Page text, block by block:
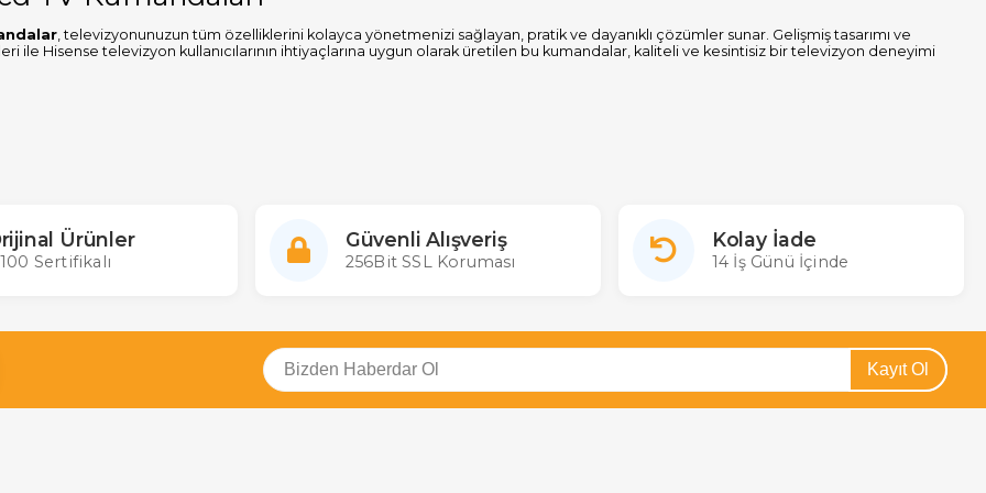
, televizyonunuzun tüm özelliklerini kolayca yönetmenizi sağlayan, pratik ve dayanıklı çözümler sunar. Gelişmiş tasarımı ve
ile Hisense televizyon kullanıcılarının ihtiyaçlarına uygun olarak üretilen bu kumandalar, kaliteli ve kesintisiz bir televizyon deneyimi
Fiyatları
markanın Lcd televizyon modelleri ile tam uyum sağlar. Universal modeller ise birden fazla Hisense televizyon modeline uyumlu olarak
seçiminde televizyonunuzun model numarasına dikkat ederek en uygun ürünü tercih edebilirsiniz.
Ürünler
Sertifikalı
Güvenli Alışveriş
256Bit SSL Koruması
Kolay İade
14 İş Günü İçinde
Kayıt Ol